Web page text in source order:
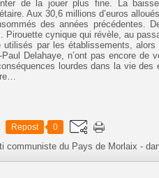
de la jouer plus fine. La
Aux 30,6 millions d’euros
des années précédentes.
cynique qui révèle, au
utilisés par les établissements,
Delahaye, n’ont pas encore de
lourdes dans la vie des
Repost 0
communiste du Pays de Morlaix -